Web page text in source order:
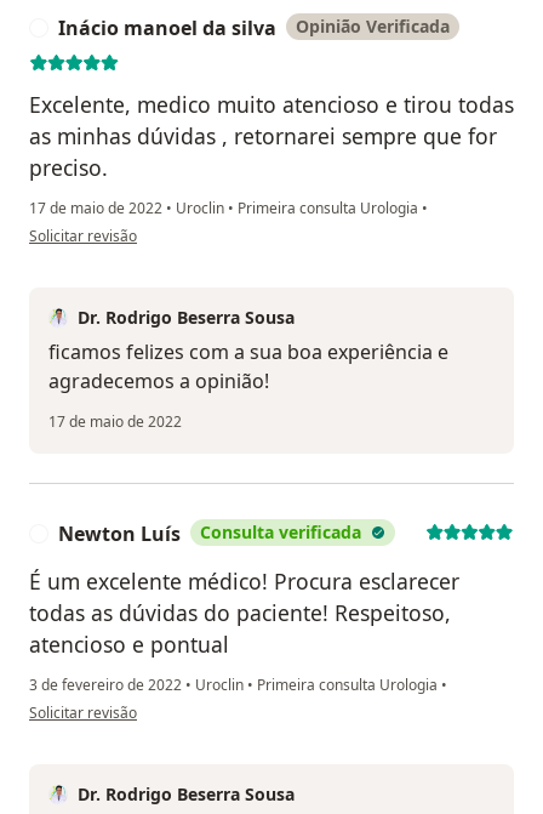
Inácio manoel da silva Opinião Verificada
Excelente, medico muito atencioso e tirou todas
as minhas dúvidas , retornarei sempre que for
preciso.
17 de maio de 2022 • Uroclin • Primeira consulta Urologia •
na opinião do utilizador Inácio manoel da silva
Solicitar revisão
Dr. Rodrigo Beserra Sousa
ficamos felizes com a sua boa experiência e
agradecemos a opinião!
17 de maio de 2022
Newton Luís Consulta verificada
É um excelente médico! Procura esclarecer
todas as dúvidas do paciente! Respeitoso,
atencioso e pontual
3 de fevereiro de 2022 • Uroclin • Primeira consulta Urologia •
na opinião do utilizador Newton Luís
Solicitar revisão
Dr. Rodrigo Beserra Sousa